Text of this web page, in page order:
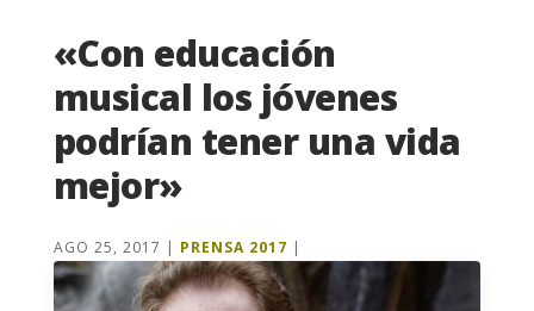
«Con educación
musical los jóvenes
podrían tener una vida
mejor»
AGO 25, 2017 | PRENSA 2017 |